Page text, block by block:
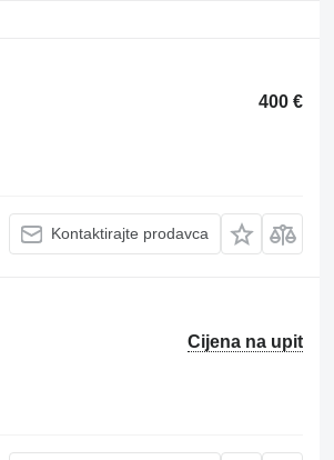
400 €
Kontaktirajte prodavca
Cijena na upit